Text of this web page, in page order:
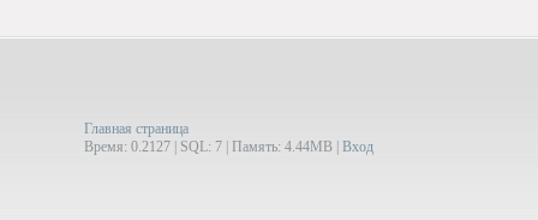
Главная страница
Время: 0.2127 | SQL: 7 | Память: 4.44MB Вход